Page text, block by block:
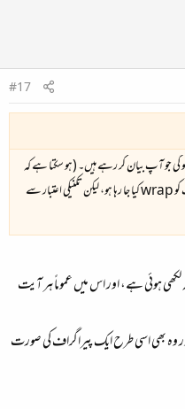
#17
گی جو آپ بیان کر رہے ہیں۔ (ہو سکتا ہے کہ
ٹیکسٹ ایڈیٹر میں پڑھنے کی آسانی کی خاطر اُس پیراگراف کو wrap کیا جا رہا ہو، لیکن تکنیکی اعتبار سے
ہوئی ہے، اور اس میں عموماً ہر آیت
وہ بھی اسی طرح ایک پیراگراف کی صورت